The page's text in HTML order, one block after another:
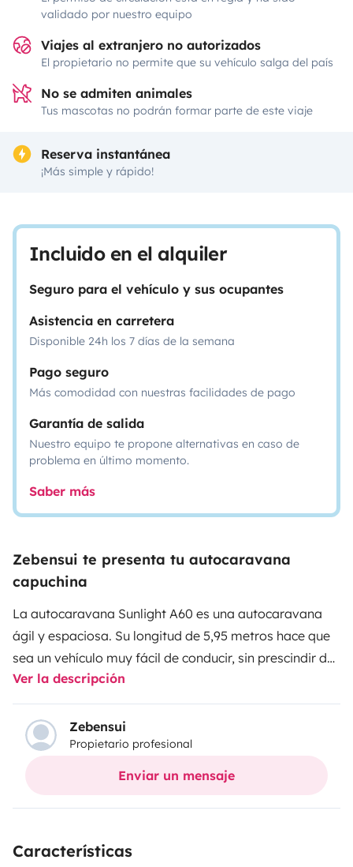
validado por nuestro equipo
Viajes al extranjero no autorizados
El propietario no permite que su vehículo salga del país
No se admiten animales
Tus mascotas no podrán formar parte de este viaje
Reserva instantánea
¡Más simple y rápido!
Incluido en el alquiler
Seguro para el vehículo y sus ocupantes
Asistencia en carretera
Disponible 24h los 7 días de la semana
Pago seguro
Más comodidad con nuestras facilidades de pago
Garantía de salida
Nuestro equipo te propone alternativas en caso de
problema en último momento.
Saber más
Zebensui te presenta tu autocaravana
capuchina
La autocaravana Sunlight A60 es una autocaravana
ágil y espaciosa. Su longitud de 5,95 metros hace que
sea un vehículo muy fácil de conducir, sin prescindir de
la amplitud de una gran autocaravana.
para viajar y dormir hasta 4 personas; cuenta con una
cama transversal de 210 x 140/130 cm en la parte
trasera y la cama fija capuchina de 210 x 160
Gracias a la estructura de los modelos capuchinos,
del espacio interior, con lo que conseguimos el máximo
disfrutar con total amplitud. Podréis reuniros
Ver la descripción
Zebensui
Propietario profesional
Enviar un mensaje
Características